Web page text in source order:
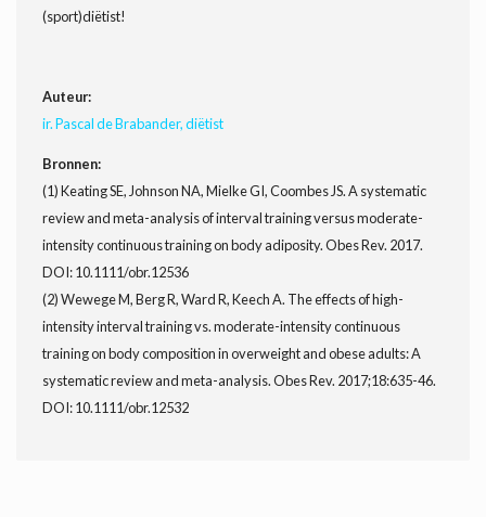
(sport)diëtist!
Auteur:
ir. Pascal de Brabander, diëtist
Bronnen:
(1) Keating SE, Johnson NA, Mielke GI, Coombes JS. A systematic
review and meta-analysis of interval training versus moderate-
intensity continuous training on body adiposity. Obes Rev. 2017.
DOI: 10.1111/obr.12536
(2) Wewege M, Berg R, Ward R, Keech A. The effects of high-
intensity interval training vs. moderate-intensity continuous
training on body composition in overweight and obese adults: A
systematic review and meta-analysis. Obes Rev. 2017;18:635-46.
DOI: 10.1111/obr.12532